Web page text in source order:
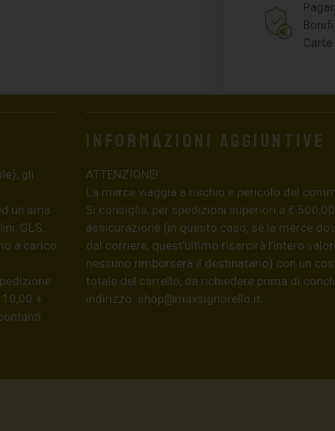
gli
un sms
GLS,
a carico
+
Informazioni aggiuntive
ATTENZIONE!
La merce viaggia a rischio e pericolo del
Si consiglia, per spedizioni superiori a €
assicurazione (in questo caso, se la merce
dal corriere, quest’ultimo risarcirà l’intero
nessuno rimborserà il destinatario) con un
totale del carrello, da richiedere prima di
indirizzo: shop@maxsignorello.it